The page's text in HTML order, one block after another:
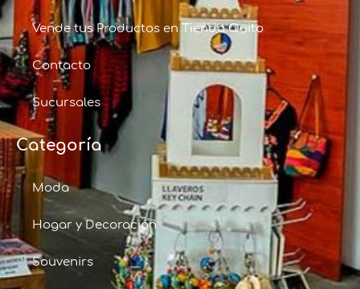
Vende tus Productos en Tienda Quito
Contacto
Sucursales
Categoría
Moda
Hogar y Decoración
Souvenirs